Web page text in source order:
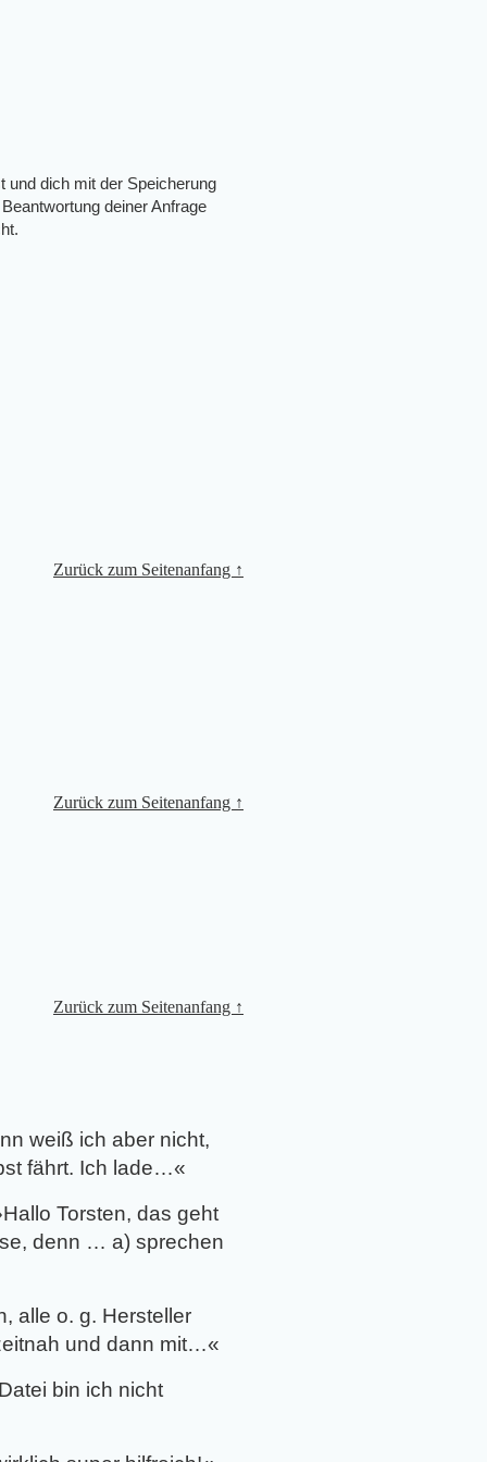
und dich mit der Speicherung
deiner Anfrage
Zurück zum Seitenanfang ↑
Zurück zum Seitenanfang ↑
Zurück zum Seitenanfang ↑
weiß ich aber nicht,
fährt. Ich lade…«
Hallo Torsten, das geht
denn … a) sprechen
alle o. g. Hersteller
und dann mit…«
bin ich nicht